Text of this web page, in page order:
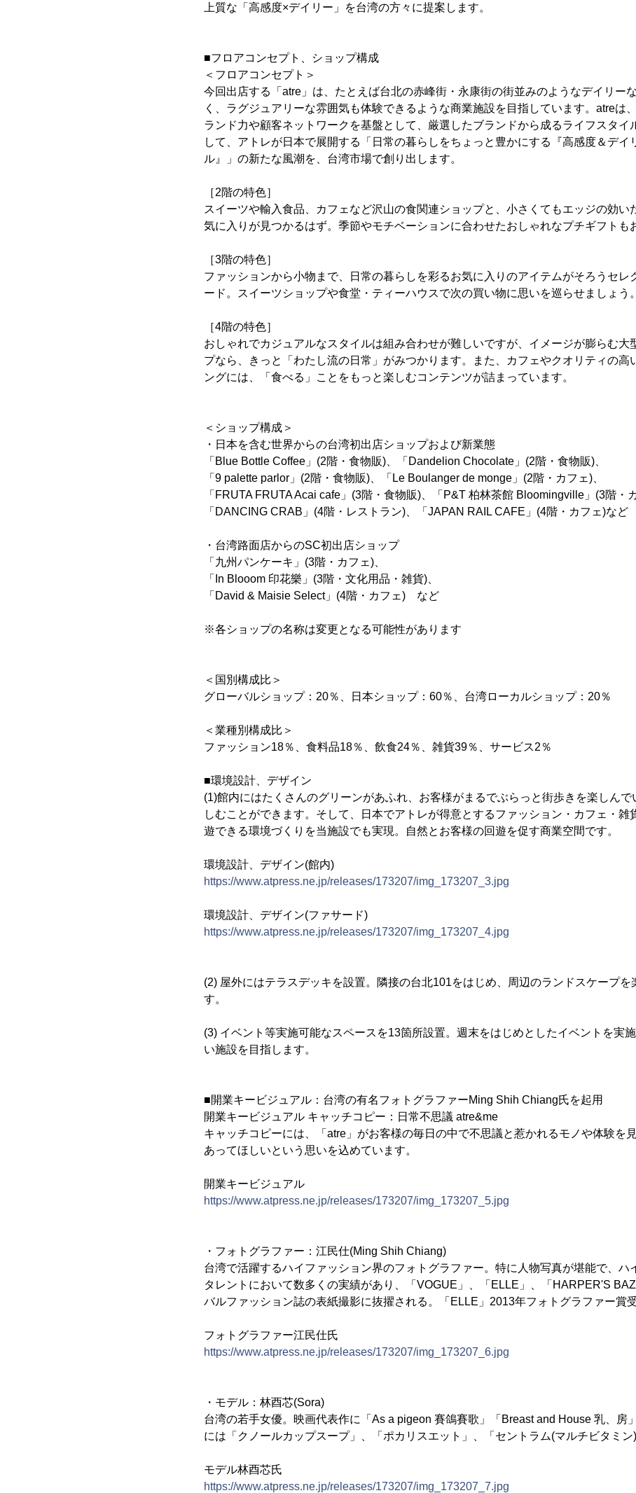
上質な「高感度×デイリー」を台湾の方々に提案します。
■フロアコンセプト、ショップ構成
＜フロアコンセプト＞
今回出店する「atre」は、たとえば台北の赤峰街・永康街の街並みのようなデイリー
く、ラグジュアリーな雰囲気も体験できるような商業施設を目指しています。atreは
ランド力や顧客ネットワークを基盤として、厳選したブランドから成るライフスタイ
して、アトレが日本で展開する「日常の暮らしをちょっと豊かにする『高感度＆デイ
ル』」の新たな風潮を、台湾市場で創り出します。
［2階の特色］
スイーツや輸入食品、カフェなど沢山の食関連ショップと、小さくてもエッジの効い
気に入りが見つかるはず。季節やモチベーションに合わせたおしゃれなプチギフトも
［3階の特色］
ファッションから小物まで、日常の暮らしを彩るお気に入りのアイテムがそろうセレ
ード。スイーツショップや食堂・ティーハウスで次の買い物に思いを巡らせましょう。
［4階の特色］
おしゃれでカジュアルなスタイルは組み合わせが難しいですが、イメージが膨らむ大
プなら、きっと「わたし流の日常」がみつかります。また、カフェやクオリティの高
ングには、「食べる」ことをもっと楽しむコンテンツが詰まっています。
＜ショップ構成＞
・日本を含む世界からの台湾初出店ショップおよび新業態
「Blue Bottle Coffee」(2階・食物販)、「Dandelion Chocolate」(2階・食物販)、
「9 palette parlor」(2階・食物販)、「Le Boulanger de monge」(2階・カフェ)、
「FRUTA FRUTA Acai cafe」(3階・食物販)、「P&T 柏林茶館 Bloomingville」(3階・
「DANCING CRAB」(4階・レストラン)、「JAPAN RAIL CAFE」(4階・カフェ)など
・台湾路面店からのSC初出店ショップ
「九州パンケーキ」(3階・カフェ)、
「In Blooom 印花樂」(3階・文化用品・雑貨)、
「David & Maisie Select」(4階・カフェ) など
※各ショップの名称は変更となる可能性があります
＜国別構成比＞
グローバルショップ：20％、日本ショップ：60％、台湾ローカルショップ：20％
＜業種別構成比＞
ファッション18％、食料品18％、飲食24％、雑貨39％、サービス2％
■環境設計、デザイン
(1)館内にはたくさんのグリーンがあふれ、お客様がまるでぶらっと街歩きを楽しんで
しむことができます。そして、日本でアトレが得意とするファッション・カフェ・雑
遊できる環境づくりを当施設でも実現。自然とお客様の回遊を促す商業空間です。
環境設計、デザイン(館内)
https://www.atpress.ne.jp/releases/173207/img_173207_3.jpg
環境設計、デザイン(ファサード)
https://www.atpress.ne.jp/releases/173207/img_173207_4.jpg
(2) 屋外にはテラスデッキを設置。隣接の台北101をはじめ、周辺のランドスケープを
す。
(3) イベント等実施可能なスペースを13箇所設置。週末をはじめとしたイベントを実
い施設を目指します。
■開業キービジュアル：台湾の有名フォトグラファーMing Shih Chiang氏を起用
開業キービジュアル キャッチコピー：日常不思議 atre&me
キャッチコピーには、「atre」がお客様の毎日の中で不思議と惹かれるモノや体験を
あってほしいという思いを込めています。
開業キービジュアル
https://www.atpress.ne.jp/releases/173207/img_173207_5.jpg
・フォトグラファー：江民仕(Ming Shih Chiang)
台湾で活躍するハイファッション界のフォトグラファー。特に人物写真が堪能で、ハ
タレントにおいて数多くの実績があり、「VOGUE」、「ELLE」、「HARPER'S
バルファッション誌の表紙撮影に抜擢される。「ELLE」2013年フォトグラファー賞受
フォトグラファー江民仕氏
https://www.atpress.ne.jp/releases/173207/img_173207_6.jpg
・モデル：林酉芯(Sora)
台湾の若手女優。映画代表作に「As a pigeon 賽鴿賽歌」「Breast and House 乳、房
には「クノールカップスープ」、「ポカリスエット」、「セントラム(マルチビタミン)
モデル林酉芯氏
https://www.atpress.ne.jp/releases/173207/img_173207_7.jpg